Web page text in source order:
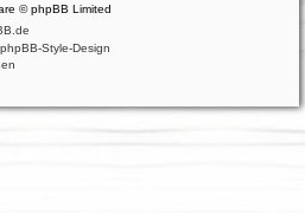
© phpBB Limited
phpBB-Style-Design